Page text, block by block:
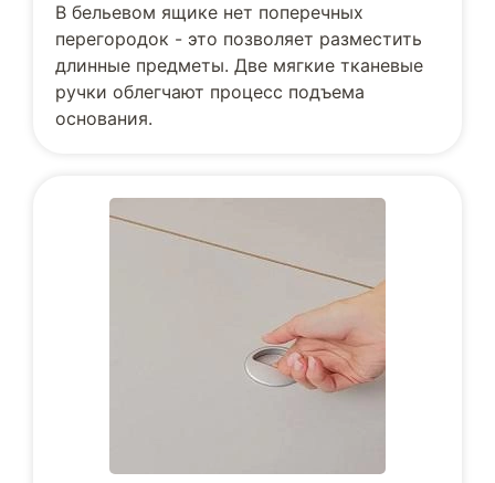
В бельевом ящике нет поперечных
перегородок - это позволяет разместить
длинные предметы. Две мягкие тканевые
ручки облегчают процесс подъема
основания.